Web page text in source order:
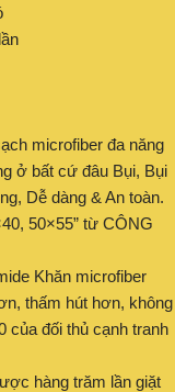
microfiber đa năng
ở bất cứ đâu Bụi, Bụi
Dễ dàng & An toàn.
50×55” từ CÔNG
Khăn microfiber
thấm hút hơn, không
đối thủ cạnh tranh
hàng trăm lần giặt